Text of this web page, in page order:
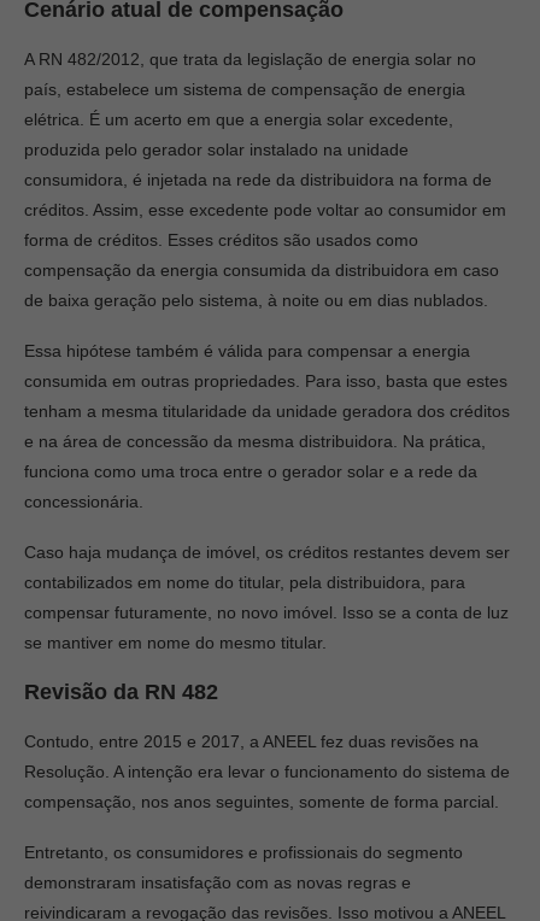
Cenário atual de compensação
A RN 482/2012, que trata da legislação de energia solar no
país, estabelece um sistema de compensação de energia
elétrica. É um acerto em que a energia solar excedente,
produzida pelo gerador solar instalado na unidade
consumidora, é injetada na rede da distribuidora na forma de
créditos. Assim, esse excedente pode voltar ao consumidor em
forma de créditos. Esses créditos são usados como
compensação da energia consumida da distribuidora em caso
de baixa geração pelo sistema, à noite ou em dias nublados.
Essa hipótese também é válida para compensar a energia
consumida em outras propriedades. Para isso, basta que estes
tenham a mesma titularidade da unidade geradora dos créditos
e na área de concessão da mesma distribuidora. Na prática,
funciona como uma troca entre o gerador solar e a rede da
concessionária.
Caso haja mudança de imóvel, os créditos restantes devem ser
contabilizados em nome do titular, pela distribuidora, para
compensar futuramente, no novo imóvel. Isso se a conta de luz
se mantiver em nome do mesmo titular.
Revisão da RN 482
Contudo, entre 2015 e 2017, a ANEEL fez duas revisões na
Resolução. A intenção era levar o funcionamento do sistema de
compensação, nos anos seguintes, somente de forma parcial.
Entretanto, os consumidores e profissionais do segmento
demonstraram insatisfação com as novas regras e
reivindicaram a revogação das revisões. Isso motivou a ANEEL